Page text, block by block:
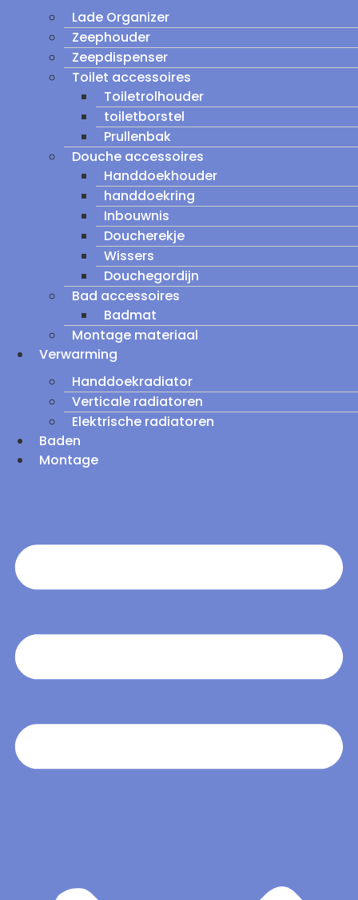
Lade Organizer
Zeephouder
Zeepdispenser
Toilet accessoires
Toiletrolhouder
toiletborstel
Prullenbak
Douche accessoires
Handdoekhouder
handdoekring
Inbouwnis
Doucherekje
Wissers
Douchegordijn
Bad accessoires
Badmat
Montage materiaal
Verwarming
Handdoekradiator
Verticale radiatoren
Elektrische radiatoren
Baden
Montage